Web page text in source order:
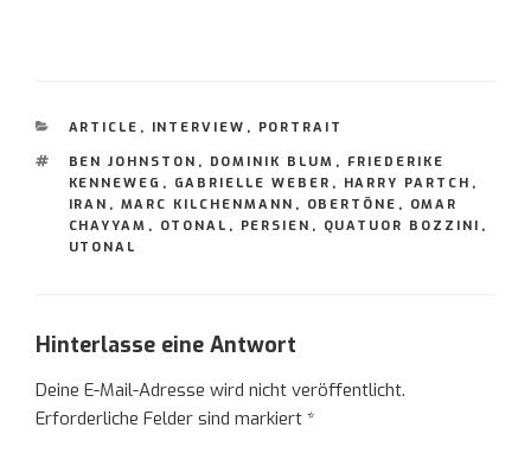
KATEGORIEN
ARTICLE , INTERVIEW , PORTRAIT
SCHLAGWÖRTER
BEN JOHNSTON , DOMINIK BLUM , FRIEDERIKE
KENNEWEG , GABRIELLE WEBER , HARRY PARTCH ,
IRAN , MARC KILCHENMANN , OBERTÖNE , OMAR
CHAYYAM , OTONAL , PERSIEN , QUATUOR BOZZINI ,
UTONAL
Hinterlasse eine Antwort
Deine E-Mail-Adresse wird nicht veröffentlicht.
Erforderliche Felder sind markiert *